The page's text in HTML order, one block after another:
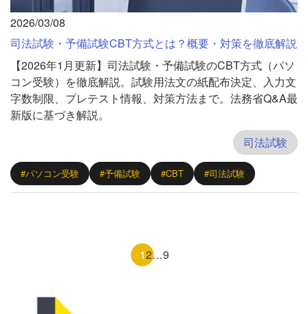
2026/03/08
司法試験・予備試験CBT方式とは？概要・対策を徹底解説
【2026年1月更新】司法試験・予備試験のCBT方式（パソ
コン受験）を徹底解説。試験用法文の紙配布決定、入力文
字数制限、プレテスト情報、対策方法まで。法務省Q&A最
新版に基づき解説。
司法試験
#パソコン受験 #予備試験 #CBT #司法試験
12…9